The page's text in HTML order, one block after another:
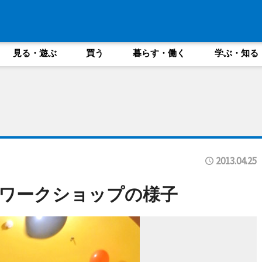
見る・遊ぶ 買う 暮らす・働く 学ぶ・知る
2013.04.25
ークショップの様子